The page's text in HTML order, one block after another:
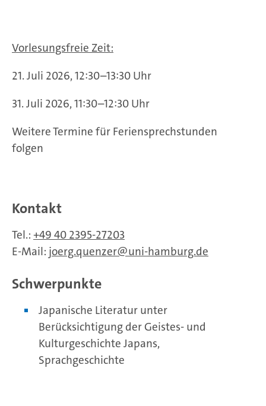
Vorlesungsfreie Zeit:
21. Juli 2026, 12:30–13:30 Uhr
31. Juli 2026, 11:30–12:30 Uhr
Weitere Termine für Feriensprechstunden
folgen
Kontakt
Tel.: +49 40 2395-27203
E-Mail: joerg.quenzer uni-hamburg.de
Schwerpunkte
Japanische Literatur unter
Berücksichtigung der Geistes- und
Kulturgeschichte Japans,
Sprachgeschichte